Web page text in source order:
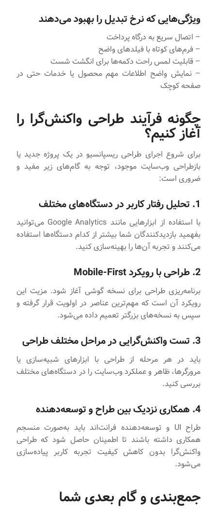
ویژگی‌هایی که نرخ تبدیل را بهبود می‌دهند
– اتصال سریع به درگاه پرداخت
– فرم‌های کوتاه با فیلدهای واضح
– قابلیت لمس راحت دکمه‌ها برای انگشت شست
– نمایش واضح اطلاعات مهم محصول یا خدمات حتی در
صفحه کوچک
چگونه فرآیند طراحی واکنش‌گرا را
آغاز کنیم؟
برای شروع اجرای طراحی ریسپانسیو در یک پروژه جدید یا
بازطراحی وب‌سایت موجود، توجه به گام‌های زیر مفید و
ضروری است:
1. تحلیل رفتار کاربر در دستگاه‌های مختلف
با استفاده از ابزارهایی مانند Google Analytics می‌توانید
بفهمید بازدیدکنندگان شما بیشتر از کدام دستگاه‌ها استفاده
می‌کنند و تجربه آن‌ها را بهینه‌سازی کنید.
2. طراحی با رویکرد Mobile-First
برنامه‌ریزی طراحی برای نسخه گوشی آغاز شود. مزیت این
رویکرد آن است که مهم‌ترین عناصر در اولویت قرار گرفته و
سپس به نسخه‌های بزرگتر تعمیم داده می‌شود.
3. تست واکنش‌گرایی در مراحل مختلف طراحی
باید در هر مرحله از طراحی با ابزارهای شبیه‌سازی یا
مرورگرها، ظاهر و عملکرد وب‌سایت را در دستگاه‌های مختلف
بررسی کنید.
4. همکاری نزدیک بین طراح و توسعه‌دهنده
طراح UI و توسعه‌دهنده فرانت‌اند باید به‌صورت منسجم
همکاری داشته باشند تا اطمینان حاصل شود که طراحی
واکنش‌گرا بدون کاهش کیفیت تجربه کاربر پیاده‌سازی
می‌شود.
جمع‌بندی و گام بعدی شما